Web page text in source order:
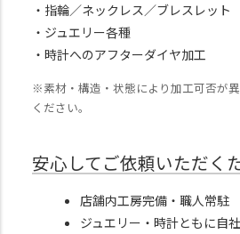
・指輪／ネックレス／ブレスレット
・ジュエリー各種
・時計へのアフターダイヤ加工
※素材・構造・状態により加工可否が
ください。
安心してご依頼いただく
店舗内工房完備・職人常駐
ジュエリー・時計ともに自